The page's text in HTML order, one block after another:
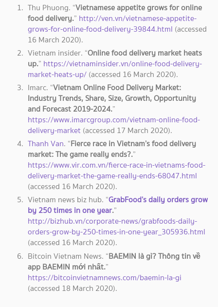
Thu Phuong. “Vietnamese appetite grows for online
food delivery.” http://ven.vn/vietnamese-appetite-
grows-for-online-food-delivery-39844.html (accessed
16 March 2020).
Vietnam insider. “Online food delivery market heats
up.” https://vietnaminsider.vn/online-food-delivery-
market-heats-up/ (accessed 16 March 2020).
Imarc. “Vietnam Online Food Delivery Market:
Industry Trends, Share, Size, Growth, Opportunity
and Forecast 2019-2024.”
https://www.imarcgroup.com/vietnam-online-food-
delivery-market (accessed 17 March 2020).
Thanh Van. “Fierce race in Vietnam’s food delivery
market: The game really ends?.”
https://www.vir.com.vn/fierce-race-in-vietnams-food-
delivery-market-the-game-really-ends-68047.html
(accessed 16 March 2020).
Vietnam news biz hub. “GrabFood’s daily orders grow
by 250 times in one year.”
http://bizhub.vn/corporate-news/grabfoods-daily-
orders-grow-by-250-times-in-one-year_305936.html
(accessed 16 March 2020).
Bitcoin Vietnam News. “BAEMIN là gì? Thông tin về
app BAEMIN mới nhất.”
https://bitcoinvietnamnews.com/baemin-la-gi
(accessed 18 March 2020).